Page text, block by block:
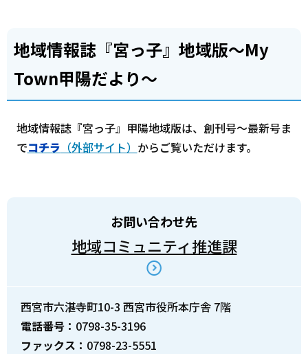
地域情報誌『宮っ子』地域版～My
Town甲陽だより～
地域情報誌『宮っ子』甲陽地域版は、創刊号～最新号ま
でコチラ （外部サイト） からご覧いただけます。
お問い合わせ先
地域コミュニティ推進課
西宮市六湛寺町10-3 西宮市役所本庁舎 7階
電話番号： 0798-35-3196
ファックス： 0798-23-5551